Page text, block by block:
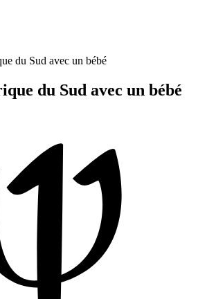
du Sud avec un bébé
du Sud avec un bébé